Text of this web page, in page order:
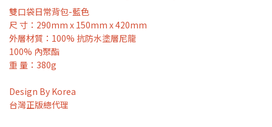
雙口袋日常背包-藍色
尺 寸：290mm x 150mm x 420mm
外層材質：100% 抗防水塗層尼龍
100% 內聚酯
重 量：380g
Design By Korea
台灣正版總代理